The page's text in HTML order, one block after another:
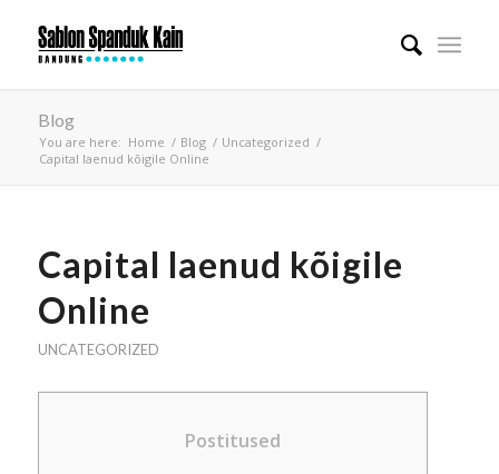
Blog
You are here: Home / Blog / Uncategorized /
Capital laenud kõigile Online
Capital laenud kõigile
Online
UNCATEGORIZED
Postitused